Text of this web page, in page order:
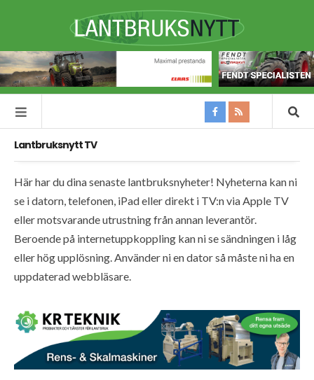
Lantbruksnytt TV
Här har du dina senaste lantbruksnyheter! Nyheterna kan ni
se i datorn, telefonen, iPad eller direkt i TV:n via Apple TV
eller motsvarande utrustning från annan leverantör.
Beroende på internetuppkoppling kan ni se sändningen i låg
eller hög upplösning. Använder ni en dator så måste ni ha en
uppdaterad webbläsare.